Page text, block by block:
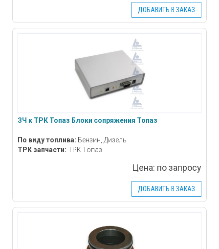
ДОБАВИТЬ В ЗАКАЗ
ЗЧ к ТРК Топаз Блоки сопряжения Топаз
По виду топлива: Бензин, Дизель
ТРК запчасти: ТРК Топаз
Цена: по запросу
ДОБАВИТЬ В ЗАКАЗ